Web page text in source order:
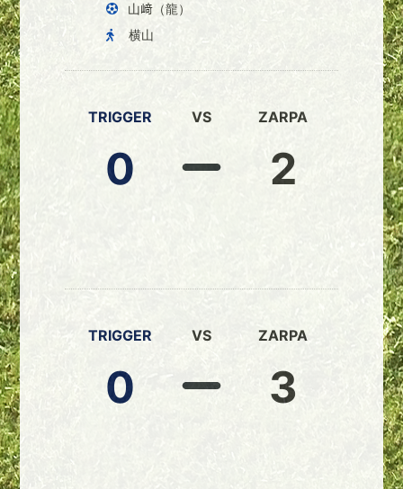
山﨑（龍）
横山
TRIGGER
0
VS ZARPA
2
TRIGGER
0
VS ZARPA
3